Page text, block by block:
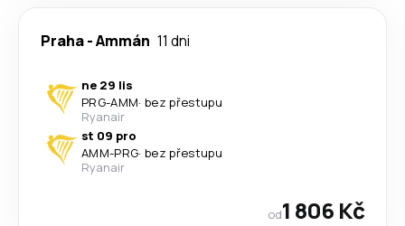
Praha-Ammán 11 dni
ne 29 lis
PRG-AMM· bez přestupu
Ryanair
st 09 pro
AMM-PRG· bez přestupu
Ryanair
od1 806 Kč